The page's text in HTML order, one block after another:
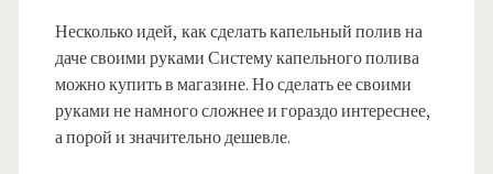
Несколько идей, как сделать капельный полив на
даче своими руками Систему капельного полива
можно купить в магазине. Но сделать ее своими
руками не намного сложнее и гораздо интереснее,
а порой и значительно дешевле.